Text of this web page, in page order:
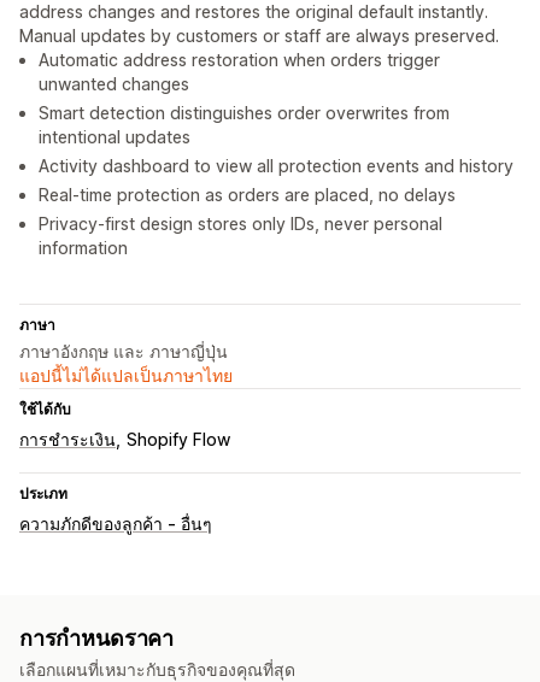
address changes and restores the original default instantly.
Manual updates by customers or staff are always preserved.
Automatic address restoration when orders trigger
unwanted changes
Smart detection distinguishes order overwrites from
intentional updates
Activity dashboard to view all protection events and history
Real-time protection as orders are placed, no delays
Privacy-first design stores only IDs, never personal
information
ภาษา
ภาษาอังกฤษ และ ภาษาญี่ปุ่น
แอปนี้ไม่ได้แปลเป็นภาษาไทย
ใช้ได้กับ
การชำระเงิน Shopify Flow
ประเภท
ความภักดีของลูกค้า - อื่นๆ
การกำหนดราคา
เลือกแผนที่เหมาะกับธุรกิจของคุณที่สุด